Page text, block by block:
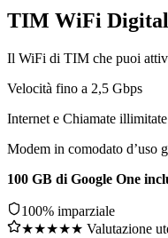
TIM WiFi Digital
Il WiFi di TIM che puoi
Velocità fino a 2,5 Gbps
Internet e Chiamate illimitate
Modem in comodato d’uso
100 GB di Google One
100% imparziale
★★★★★ Valutazione